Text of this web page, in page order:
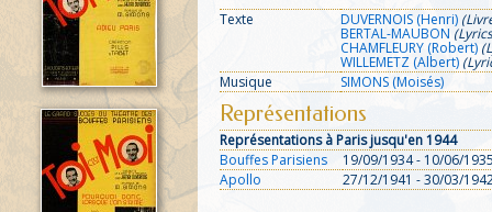
Texte
DUVERNOIS (Henri)
BERTAL-MAUBON
CHAMFLEURY (Robert)
WILLEMETZ (Albert)
Musique
SIMONS (Moisés)
Représentations
Représentations à Paris jusqu'en 1944
Bouffes Parisiens
19/09/1934 - 10/06/
Apollo
27/12/1941 - 30/03/